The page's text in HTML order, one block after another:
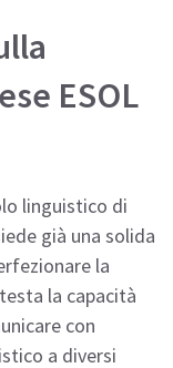
ESOL
linguistico di
già una solida
la
la capacità
con
a diversi